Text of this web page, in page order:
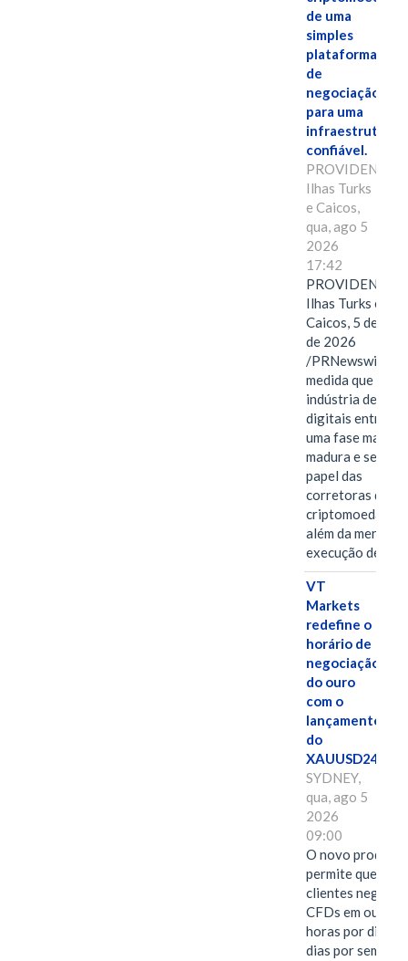
de uma
simples
plataforma
de
negociação
para uma
infraestrutura
confiável.
Ilhas Turks
e Caicos,
qua, ago 5
2026
17:42
Ilhas Turks e
Caicos, 5 de
de 2026
/PRNewswire/
medida que a
indústria de
digitais entra em
uma fase mais
madura e
papel das
corretoras de
criptomoedas
além da mera
execução de…
VT
Markets
redefine o
horário de
negociação
do ouro
com o
lançamento
do
XAUUSD247
SYDNEY,
qua, ago 5
2026
09:00
O novo produto
permite que os
clientes
CFDs em ouro
horas por dia,
dias por semana,